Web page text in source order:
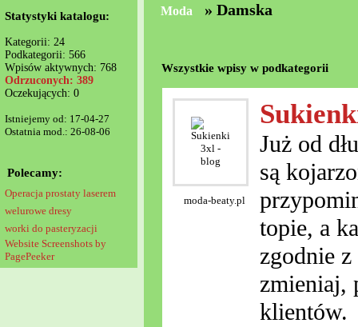
Statystyki katalogu:
Kategorii: 24
Podkategorii: 566
Wpisów aktywnych: 768
Odrzuconych: 389
Oczekujących: 0
Istniejemy od: 17-04-27
Ostatnia mod.: 26-08-06
Polecamy:
Operacja prostaty laserem
welurowe dresy
worki do pasteryzacji
Website Screenshots by
PagePeeker
Moda » Damska
Wszystkie wpisy w podkategorii
moda-beaty.pl
Już od
są
topie, a
zgodnie
zmieniaj,
klientów.